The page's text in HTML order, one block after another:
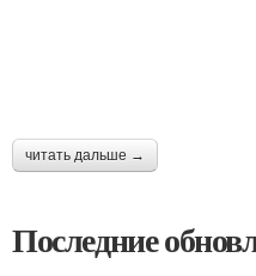
читать дальше →
Последние